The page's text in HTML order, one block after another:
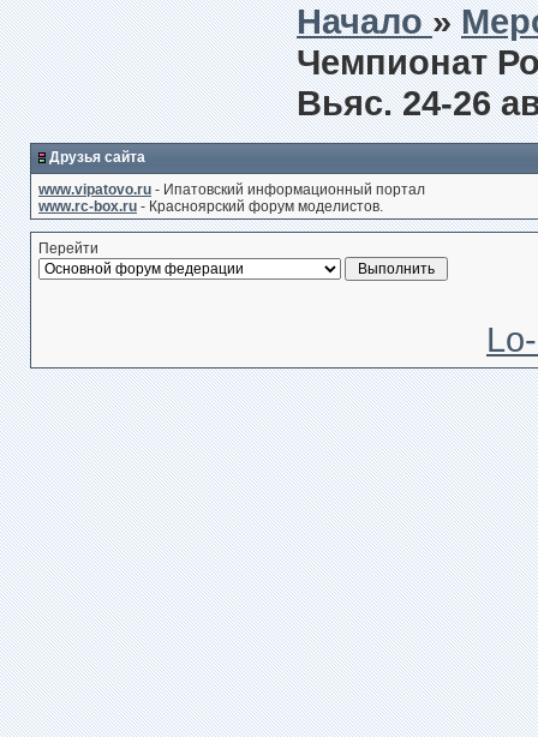
Начало»
Чемпионат
Вьяс. 24-26
Друзья сайта
www.vipatovo.ru - Ипатовский информационный портал
www.rc-box.ru - Красноярский форум моделистов.
Перейти